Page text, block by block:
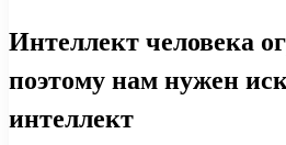
Интеллект человека
поэтому нам нужен
интеллект